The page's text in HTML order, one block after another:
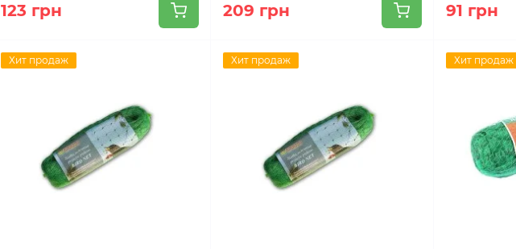
123 грн 209 грн 91 грн
Хит продаж Хит продаж Хит продаж